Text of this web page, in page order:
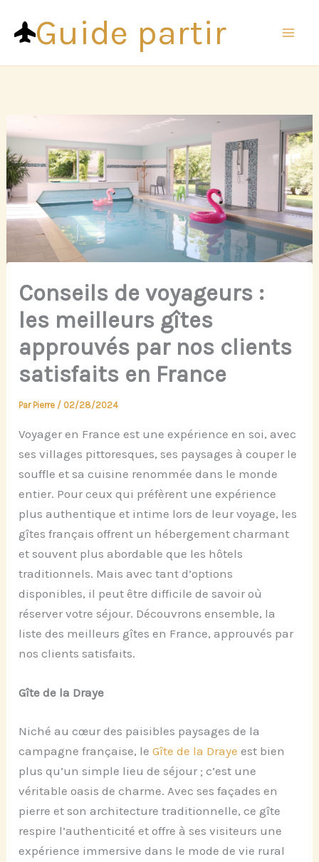
contenuGuide partir
Conseils de voyageurs :
les meilleurs gîtes
approuvés par nos clients
satisfaits en France
Par Pierre / 02/28/2024
Voyager en France est une expérience en soi, avec
ses villages pittoresques, ses paysages à couper le
souffle et sa cuisine renommée dans le monde
entier. Pour ceux qui préfèrent une expérience
plus authentique et intime lors de leur voyage, les
gîtes français offrent un hébergement charmant
et souvent plus abordable que les hôtels
traditionnels. Mais avec tant d’options
disponibles, il peut être difficile de savoir où
réserver votre séjour. Découvrons ensemble, la
liste des meilleurs gîtes en France, approuvés par
nos clients satisfaits.
Gîte de la Draye
Niché au cœur des paisibles paysages de la
campagne française, le Gîte de la Drayeest bien
plus qu’un simple lieu de séjour ; c’est une
véritable oasis de charme. Avec ses façades en
pierre et son architecture traditionnelle, ce gîte
respire l’authenticité et offre à ses visiteurs une
expérience immersive dans le mode de vie rural